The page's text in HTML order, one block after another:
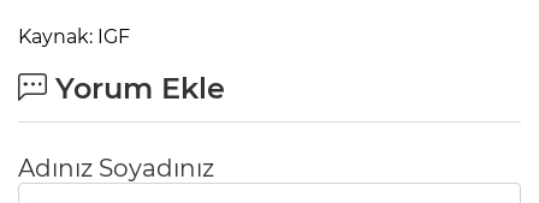
Kaynak: IGF
Yorum Ekle
Adınız Soyadınız